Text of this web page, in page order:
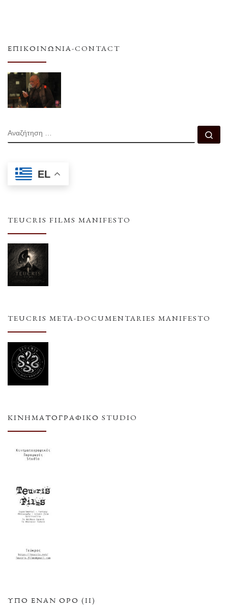
ΕΠΙΚΟΙΝΩΝΊΑ-CONTACT
ΑΝΑΖΉΤΗΣΗ
EL
TEUCRIS FILMS MANIFESTO
TEUCRIS META-DOCUMENTARIES MANIFESTO
ΚΙΝΗΜΑΤΟΓΡΑΦΙΚΌ STUDIO
ΥΠΌ ΈΝΑΝ ΌΡΟ (ΙΙ)